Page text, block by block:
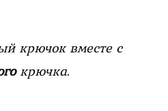
крючок вместе с
крючка.